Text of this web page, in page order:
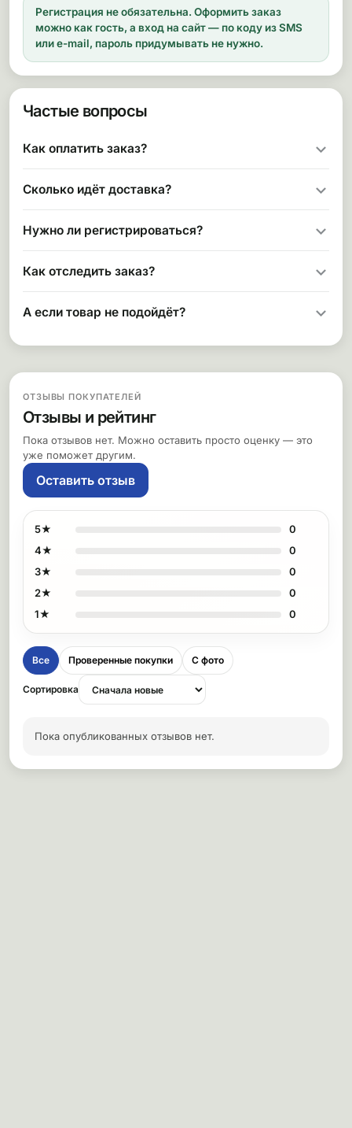
Регистрация не обязательна. Оформить заказ
можно как гость, а вход на сайт — по коду из SMS
или e-mail, пароль придумывать не нужно.
Частые вопросы
Как оплатить заказ?
Сколько идёт доставка?
Нужно ли регистрироваться?
Как отследить заказ?
А если товар не подойдёт?
ОТЗЫВЫ ПОКУПАТЕЛЕЙ
Отзывы и рейтинг
Пока отзывов нет. Можно оставить просто оценку — это
уже поможет другим.
Оставить отзыв
5★
0
4★
0
3★
0
2★
0
1★
0
Все Проверенные покупки С фото
Сортировка
Пока опубликованных отзывов нет.